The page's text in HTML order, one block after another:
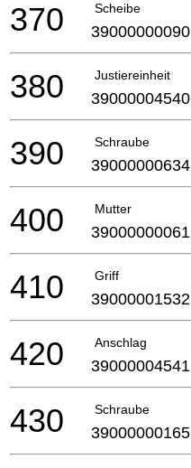
Scheibe
370 39000000090
Justiereinheit
380 39000004540
Schraube
390 39000000634
Mutter
400 39000000061
Griff
410 39000001532
Anschlag
420 39000004541
Schraube
430 39000000165